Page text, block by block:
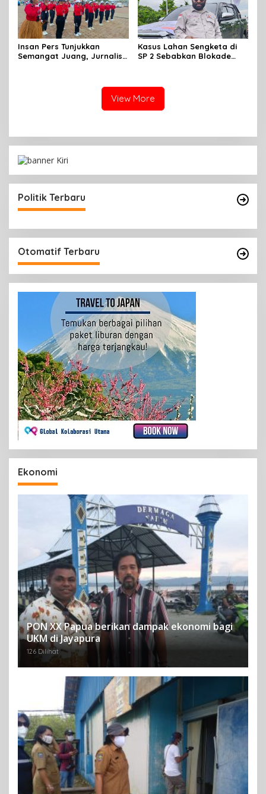
Insan Pers Tunjukkan
Semangat Juang, Jurnalis
Kasus Lahan Sengketa di
SP 2 Sebabkan Blokade
View More
Politik Terbaru
Otomatif Terbaru
Ekonomi
PON XX Papua berikan dampak ekonomi bagi
UKM di Jayapura
126 Dilihat